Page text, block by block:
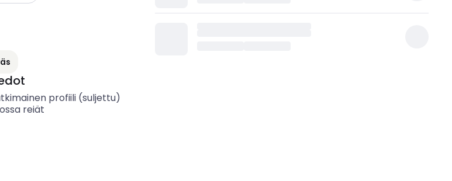
profiili (suljettu)
reiät